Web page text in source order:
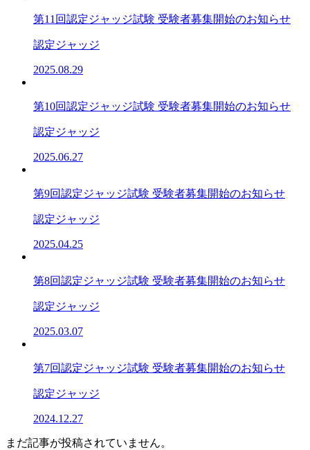
第11回認定ジャッジ試験 受験者募集開始のお知らせ
認定ジャッジ
2025.08.29
第10回認定ジャッジ試験 受験者募集開始のお知らせ
認定ジャッジ
2025.06.27
第9回認定ジャッジ試験 受験者募集開始のお知らせ
認定ジャッジ
2025.04.25
第8回認定ジャッジ試験 受験者募集開始のお知らせ
認定ジャッジ
2025.03.07
第7回認定ジャッジ試験 受験者募集開始のお知らせ
認定ジャッジ
2024.12.27
まだ記事が投稿されていません。